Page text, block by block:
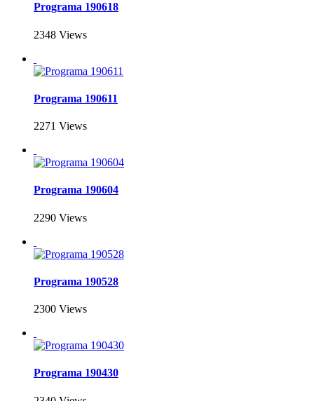
Programa 190618
2348 Views
Programa 190611
2271 Views
Programa 190604
2290 Views
Programa 190528
2300 Views
Programa 190430